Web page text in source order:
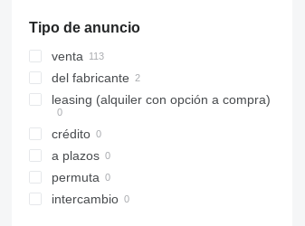
Tipo de anuncio
venta
del fabricante
leasing (alquiler con opción a compra)
crédito
a plazos
permuta
intercambio